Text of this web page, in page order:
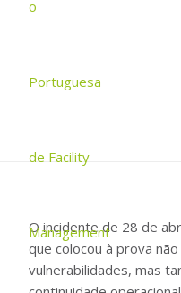
O incidente de 28 de
que colocou à prova
vulnerabilidades, mas